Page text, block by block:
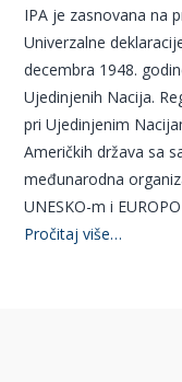
IPA je zasnovana na
Univerzalne
decembra 1948.
Ujedinjenih Nacija.
pri Ujedinjenim
Američkih država sa
međunarodna
UNESKO-m i
Pročitaj više…